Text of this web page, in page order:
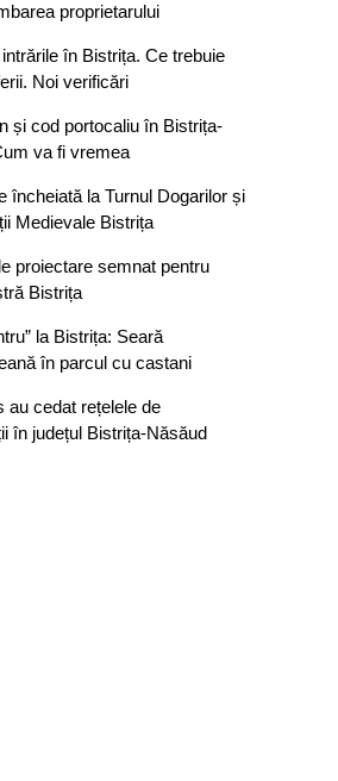
proprietarului
în Bistrița. Ce trebuie
Noi verificări
și cod portocaliu în Bistrița-
va fi vremea
încheiată la Turnul Dogarilor și
Medievale Bistrița
proiectare semnat pentru
Bistrița
la Bistrița: Seară
în parcul cu castani
au cedat rețelele de
în județul Bistrița-Năsăud